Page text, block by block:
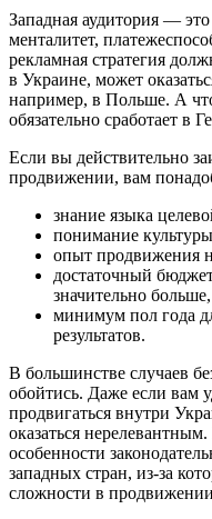
Западная аудитория —
менталитет,
рекламная стратегия
в Украине, может
например, в Польше. А
обязательно сработает в
Если вы действительно
продвижении, вам
знание языка
понимание
опыт продвижения
достаточный
значительно
минимум пол года
результатов.
В большинстве случаев
обойтись. Даже если вам
продвигаться внутри
оказаться
особенности
западных стран, из-за
сложности в